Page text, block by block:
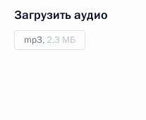
Загрузить аудио
mp3, 2.3 МБ